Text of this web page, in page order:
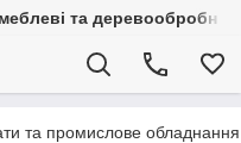
та деревообробні
та промислове